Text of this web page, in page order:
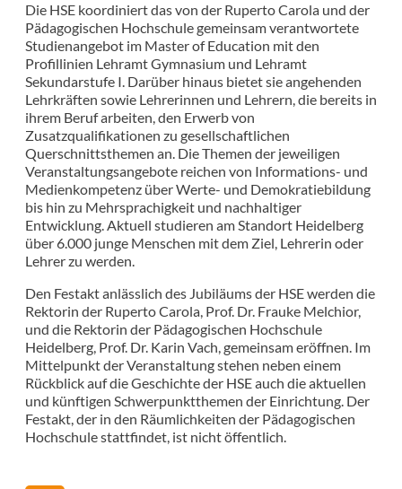
Die HSE koordiniert das von der Ruperto Carola und der
Pädagogischen Hochschule gemeinsam verantwortete
Studienangebot im Master of Education mit den
Profillinien Lehramt Gymnasium und Lehramt
Sekundarstufe I. Darüber hinaus bietet sie angehenden
Lehrkräften sowie Lehrerinnen und Lehrern, die bereits in
ihrem Beruf arbeiten, den Erwerb von
Zusatzqualifikationen zu gesellschaftlichen
Querschnittsthemen an. Die Themen der jeweiligen
Veranstaltungsangebote reichen von Informations- und
Medienkompetenz über Werte- und Demokratiebildung
bis hin zu Mehrsprachigkeit und nachhaltiger
Entwicklung. Aktuell studieren am Standort Heidelberg
über 6.000 junge Menschen mit dem Ziel, Lehrerin oder
Lehrer zu werden.
Den Festakt anlässlich des Jubiläums der HSE werden die
Rektorin der Ruperto Carola, Prof. Dr. Frauke Melchior,
und die Rektorin der Pädagogischen Hochschule
Heidelberg, Prof. Dr. Karin Vach, gemeinsam eröffnen. Im
Mittelpunkt der Veranstaltung stehen neben einem
Rückblick auf die Geschichte der HSE auch die aktuellen
und künftigen Schwerpunktthemen der Einrichtung. Der
Festakt, der in den Räumlichkeiten der Pädagogischen
Hochschule stattfindet, ist nicht öffentlich.